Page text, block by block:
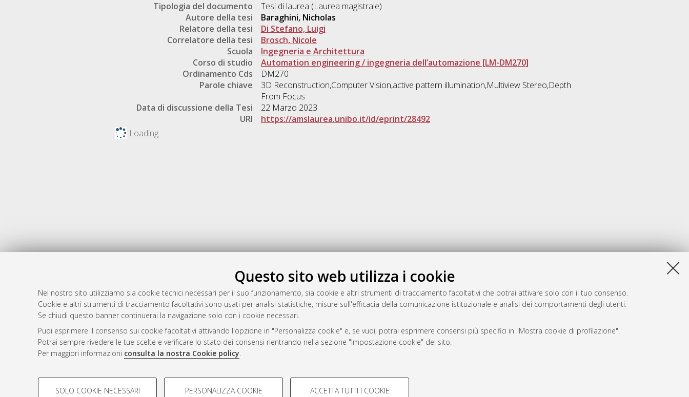
Questo sito web utilizza i cookie
Nel nostro sito utilizziamo sia cookie tecnici necessari per il suo funzionamento, sia cookie e altri strumenti di tracciamento facoltativi che potrai attivare solo con il tuo consenso.
Cookie e altri strumenti di tracciamento facoltativi sono usati per analisi statistiche, misure sull'efficacia della comunicazione istituzionale e analisi dei comportamenti degli utenti.
Se chiudi questo banner continuerai la navigazione solo con i cookie necessari.
Puoi esprimere il consenso sui cookie facoltativi attivando l'opzione in "Personalizza cookie" e, se vuoi, potrai esprimere consensi più specifici in "Mostra cookie di profilazione".
Potrai sempre rivedere le tue scelte e verificare lo stato dei consensi rientrando nella sezione "Impostazione cookie" del sito.
Per maggiori informazioni consulta la nostra Cookie policy.
COOKIE DI PROFILAZIONE - FACOLTATIVI COOKIE TECNICI - NECESSARI
SOLO COOKIE NECESSARI PERSONALIZZA COOKIE ACCETTA TUTTI I COOKIE
Tipologia del documento
Tesi di laurea (Laurea magistrale)
Autore della tesi
Baraghini, Nicholas
Relatore della tesi
Di Stefano, Luigi
Correlatore della tesi
Brosch, Nicole
Scuola
Ingegneria e Architettura
Corso di studio
Automation engineering / ingegneria dell’automazione [LM-DM270]
Ordinamento Cds
DM270
Parole chiave
3D Reconstruction,Computer Vision,active pattern illumination,Multiview Stereo,Depth
From Focus
Data di discussione della Tesi
22 Marzo 2023
URI
https://amslaurea.unibo.it/id/eprint/28492
Loading...
Gestione del documento:
Atom
Rss 1.0
Rss 2.0
AMS Laurea
Servizio implementato e gestito da
Impostazioni Cookie
Informativa sulla privacy
Condizioni d’uso del sito